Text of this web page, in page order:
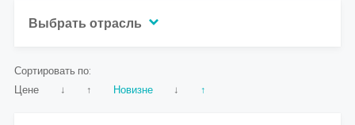
Сортировать по:
Цене
↓ ↑ Новизне ↓ ↑
Выбрать отрасль